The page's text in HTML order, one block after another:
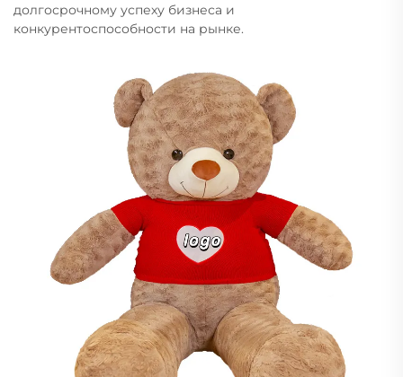
долгосрочному успеху бизнеса и
конкурентоспособности на рынке.